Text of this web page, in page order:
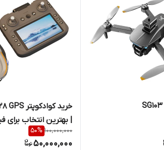
| بهترین انتخاب برای
100,000,000
50%
50,000,000